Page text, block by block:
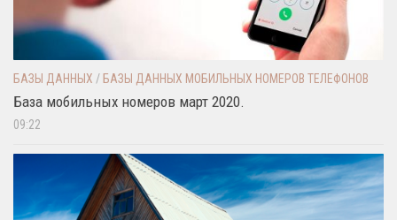
БАЗЫ ДАННЫХ / БАЗЫ ДАННЫХ МОБИЛЬНЫХ НОМЕРОВ ТЕЛЕФОНОВ
База мобильных номеров март 2020.
09:22